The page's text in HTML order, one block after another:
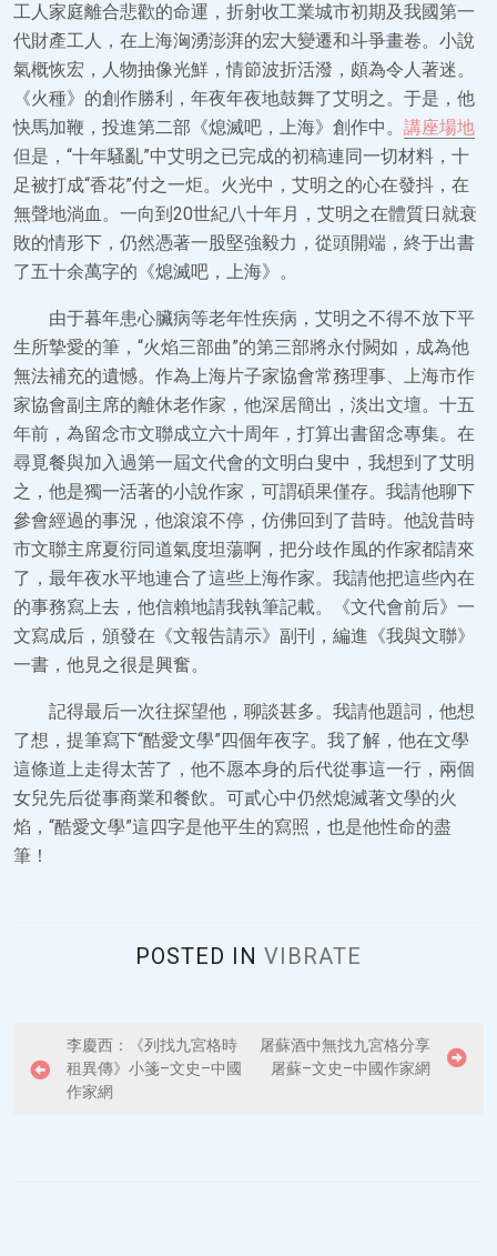
工人家庭離合悲歡的命運，折射收工業城市初期及我國第一
代財產工人，在上海洶湧澎湃的宏大變遷和斗爭畫卷。小說
氣概恢宏，人物抽像光鮮，情節波折活潑，頗為令人著迷。
《火種》的創作勝利，年夜年夜地鼓舞了艾明之。于是，他
快馬加鞭，投進第二部《熄滅吧，上海》創作中。 講座場地
但是，“十年騷亂”中艾明之已完成的初稿連同一切材料，十
足被打成“香花”付之一炬。火光中，艾明之的心在發抖，在
無聲地淌血。一向到20世紀八十年月，艾明之在體質日就衰
敗的情形下，仍然憑著一股堅強毅力，從頭開端，終于出書
了五十余萬字的《熄滅吧，上海》。
由于暮年患心臟病等老年性疾病，艾明之不得不放下平
生所摯愛的筆，“火焰三部曲”的第三部將永付闕如，成為他
無法補充的遺憾。作為上海片子家協會常務理事、上海市作
家協會副主席的離休老作家，他深居簡出，淡出文壇。十五
年前，為留念市文聯成立六十周年，打算出書留念專集。在
尋覓餐與加入過第一屆文代會的文明白叟中，我想到了艾明
之，他是獨一活著的小說作家，可謂碩果僅存。我請他聊下
參會經過的事況，他滾滾不停，仿佛回到了昔時。他說昔時
市文聯主席夏衍同道氣度坦蕩啊，把分歧作風的作家都請來
了，最年夜水平地連合了這些上海作家。我請他把這些內在
的事務寫上去，他信賴地請我執筆記載。《文代會前后》一
文寫成后，頒發在《文報告請示》副刊，編進《我與文聯》
一書，他見之很是興奮。
記得最后一次往探望他，聊談甚多。我請他題詞，他想
了想，提筆寫下“酷愛文學”四個年夜字。我了解，他在文學
這條道上走得太苦了，他不愿本身的后代從事這一行，兩個
女兒先后從事商業和餐飲。可貳心中仍然熄滅著文學的火
焰，“酷愛文學”這四字是他平生的寫照，也是他性命的盡
筆！
POSTED IN VIBRATE
o
李慶西：《列找九宮格時
租異傳》小箋–文史–中國
作家網
屠蘇酒中無找九宮格分享
屠蘇–文史–中國作家網